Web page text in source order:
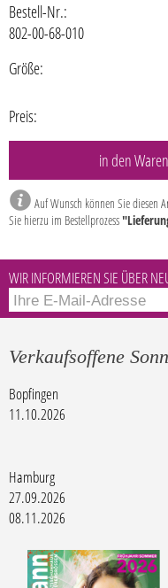
Bestell-Nr.:
802-00-68-010
Größe:
Preis:
Auf Wunsch können Sie diesen
Sie hierzu im Bestellprozess
WIR INFORMIEREN SIE ÜBER
Verkaufsoffene
Bopfingen
11.10.2026
Hamburg
27.09.2026
08.11.2026